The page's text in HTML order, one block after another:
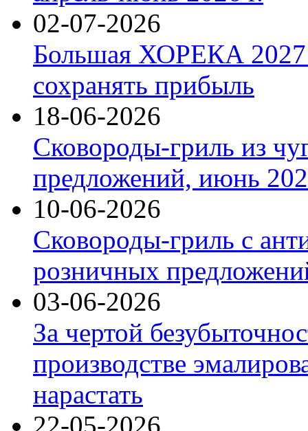
02-07-2026
Большая ХОРЕКА 2027:
сохранять прибыль
18-06-2026
Сковороды-гриль из
предложений, июнь
10-06-2026
Сковороды-гриль с
розничных
03-06-2026
За чертой
производстве
нарастать